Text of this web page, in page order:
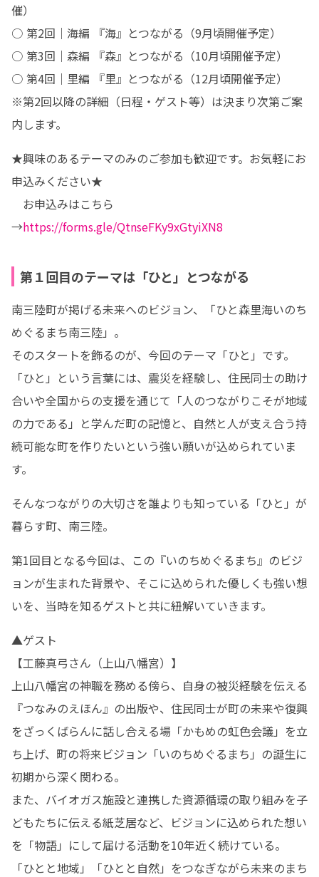
催）
○ 第2回｜海編 『海』とつながる（9月頃開催予定）
○ 第3回｜森編 『森』とつながる（10月頃開催予定）
○ 第4回｜里編 『里』とつながる（12月頃開催予定）
※第2回以降の詳細（日程・ゲスト等）は決まり次第ご案
内します。
★興味のあるテーマのみのご参加も歓迎です。お気軽にお
申込みください★
お申込みはこちら
→https://forms.gle/QtnseFKy9xGtyiXN8
第１回目のテーマは「ひと」とつながる
南三陸町が掲げる未来へのビジョン、「ひと森里海いのち
めぐるまち南三陸」。
そのスタートを飾るのが、今回のテーマ「ひと」です。
「ひと」という言葉には、震災を経験し、住民同士の助け
合いや全国からの支援を通じて「人のつながりこそが地域
の力である」と学んだ町の記憶と、自然と人が支え合う持
続可能な町を作りたいという強い願いが込められていま
す。
そんなつながりの大切さを誰よりも知っている「ひと」が
暮らす町、南三陸。
第1回目となる今回は、この『いのちめぐるまち』のビジ
ョンが生まれた背景や、そこに込められた優しくも強い想
いを、当時を知るゲストと共に紐解いていきます。
▲ゲスト
【工藤真弓さん（上山八幡宮）】
上山八幡宮の神職を務める傍ら、自身の被災経験を伝える
『つなみのえほん』の出版や、住民同士が町の未来や復興
をざっくばらんに話し合える場「かもめの虹色会議」を立
ち上げ、町の将来ビジョン「いのちめぐるまち」の誕生に
初期から深く関わる。
また、バイオガス施設と連携した資源循環の取り組みを子
どもたちに伝える紙芝居など、ビジョンに込められた想い
を「物語」にして届ける活動を10年近く続けている。
「ひとと地域」「ひとと自然」をつなぎながら未来のまち